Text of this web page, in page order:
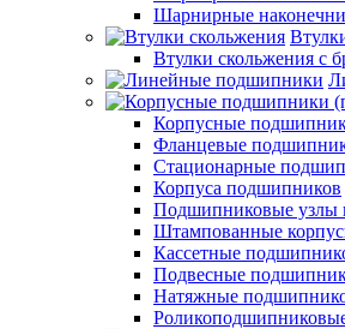
Шарнирные
Втулки скольжения с
Корпусные
Фланцевые
Стационарные
Корпуса подшипников
Подшипниковые узлы
Штампованные
Кассетные
Подвесные
Натяжные